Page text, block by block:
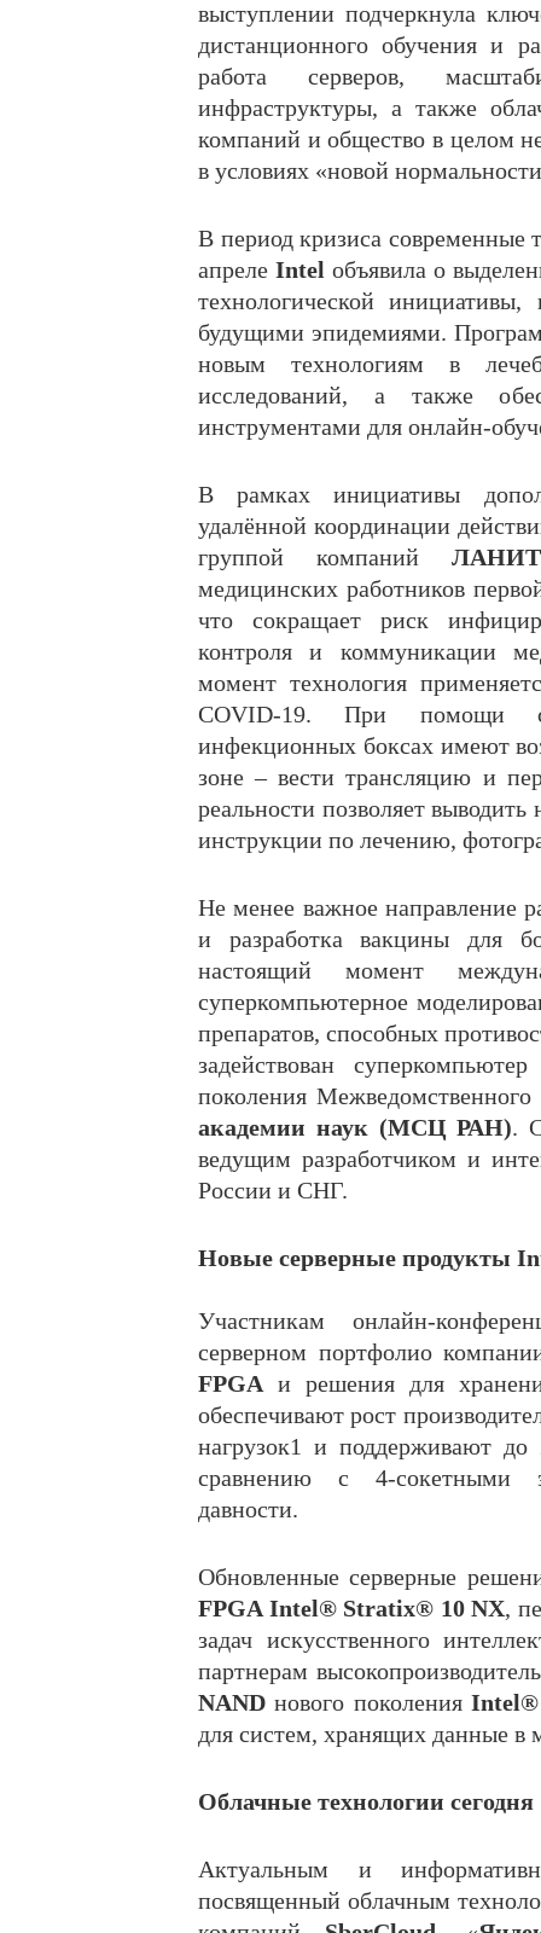
выступлении подчеркнула
дистанционного обучения и
работа серверов,
инфраструктуры, а также
компаний и общество в целом
в условиях «новой
В период кризиса современные
апреле Intel объявила о
технологической
будущими эпидемиями.
новым технологиям в
исследований, а также
инструментами для онлайн-
В рамках инициативы
удалённой координации
группой компаний ЛАНИТ
медицинских работников
что сокращает риск
контроля и коммуникации
момент технология
COVID-19. При помощи
инфекционных боксах имеют
зоне – вести трансляцию и
реальности позволяет
инструкции по лечению,
Не менее важное направление
и разработка вакцины для
настоящий момент
суперкомпьютерное
препаратов, способных
задействован
поколения
академии наук (МСЦ РАН).
ведущим разработчиком и
России и СНГ.
Новые серверные продукты
Участникам онлайн-
серверном портфолио
FPGA и решения для
обеспечивают рост
нагрузок1 и поддерживают
сравнению с 4-сокетными
давности.
Обновленные серверные
FPGA Intel® Stratix® 10 NX,
задач искусственного
партнерам
NAND нового поколения Intel®
для систем, хранящих данные в
Облачные технологии сегодня
Актуальным и
посвященный облачным